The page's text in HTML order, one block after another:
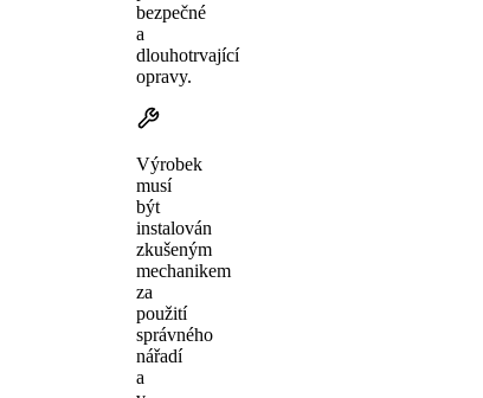
bezpečné
a
dlouhotrvající
opravy.
Výrobek
musí
být
instalován
zkušeným
mechanikem
za
použití
správného
nářadí
a